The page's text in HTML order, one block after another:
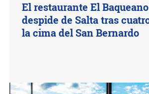
El restaurante El
despide de Salta tras
la cima del San Bernardo